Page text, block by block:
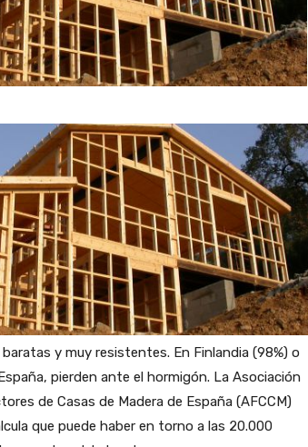
y muy resistentes. En Finlandia (98%) o
pierden ante el hormigón. La Asociación
de Casas de Madera de España (AFCCM)
que puede haber en torno a las 20.000